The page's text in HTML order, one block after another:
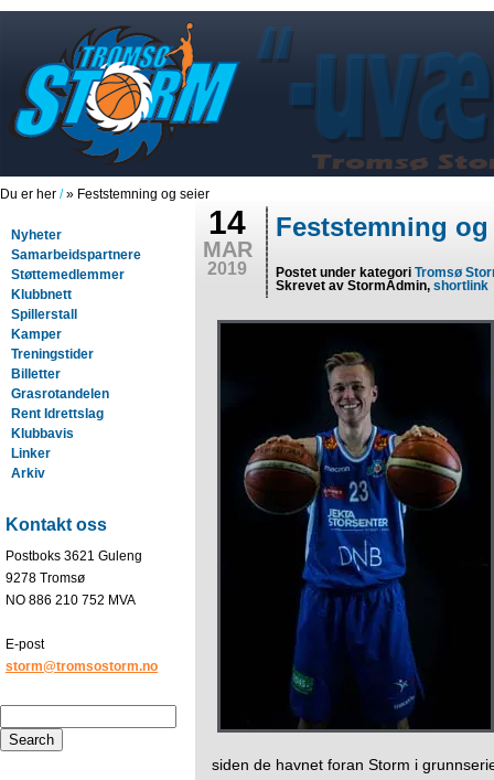
Du er her /» Feststemning og seier
Nyheter
Samarbeidspartnere
Støttemedlemmer
Klubbnett
Spillerstall
Kamper
Treningstider
Billetter
Grasrotandelen
Rent Idrettslag
Klubbavis
Linker
Arkiv
Kontakt oss
Postboks 3621 Guleng
9278 Tromsø
NO 886 210 752 MVA
E-post
storm@tromsostorm.no
14
MAR
2019
Feststemning
Postet under kategoriTromsø
Skrevet av StormAdmin,shortlink
siden de havnet foran Storm i